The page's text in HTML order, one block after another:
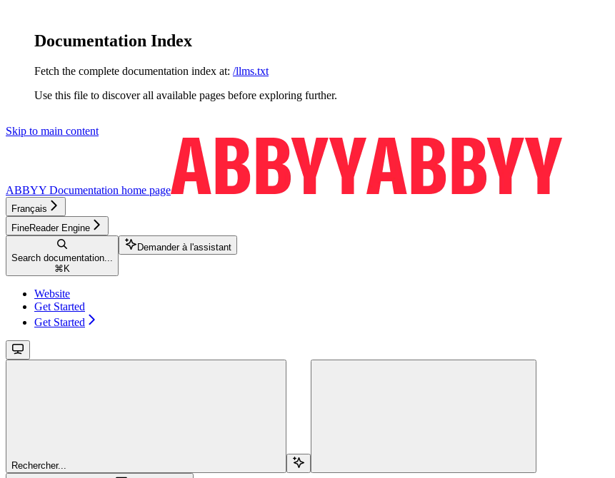
Documentation Index
Fetch the complete documentation index at: /llms.txt
Use this file to discover all available pages before exploring further.
Skip to main content
ABBYY Documentation home page
Français
FineReader Engine
Search documentation...
⌘ K
Demander à l'assistant
Website
Get Started
Get Started
Rechercher...